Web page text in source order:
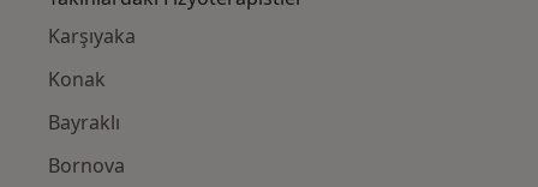
Karşıyaka
Konak
Bayraklı
Bornova